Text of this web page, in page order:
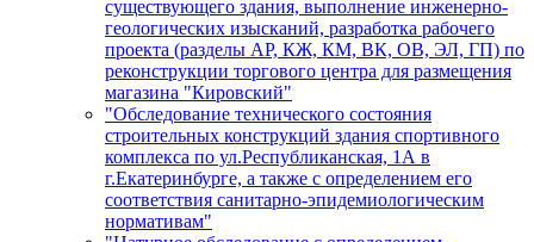
существующего здания, выполнение инженерно-
геологических изысканий, разработка рабочего
проекта (разделы АР, КЖ, КМ, ВК, ОВ, ЭЛ, ГП) по
реконструкции торгового центра для размещения
магазина "Кировский"
"Обследование технического состояния
строительных конструкций здания спортивного
комплекса по ул.Республиканская, 1А в
г.Екатеринбурге, а также с определением его
соответствия санитарно-эпидемиологическим
нормативам"